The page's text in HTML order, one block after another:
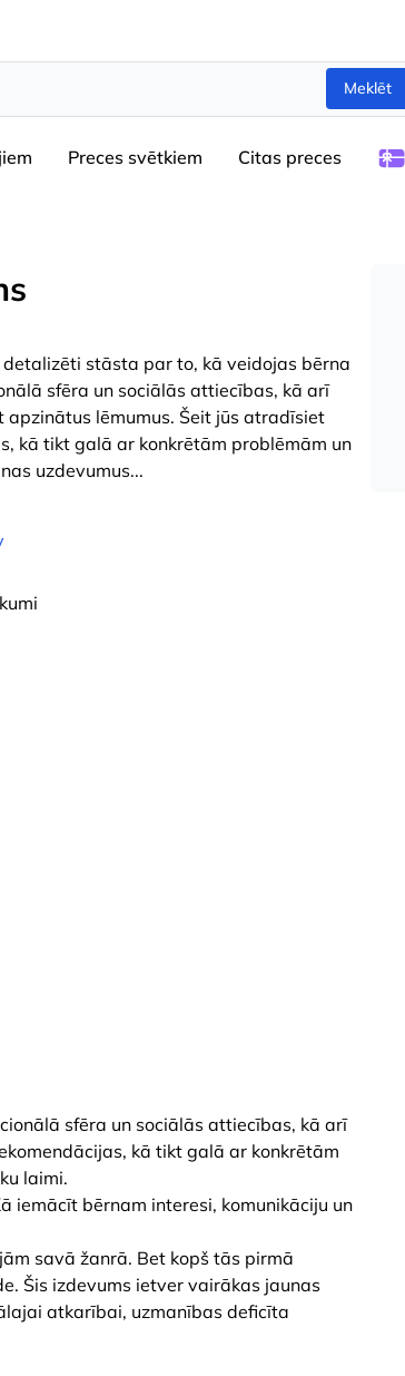
Meklēt
Preces svētkiem Сitas preces
stāsta par to, kā veidojas bērna
sfēra un sociālās attiecības, kā arī
apzinātus lēmumus. Šeit jūs atradīsiet
kā tikt galā ar konkrētām problēmām un
uzdevumus...
sfēra un sociālās attiecības, kā arī
kā tikt galā ar konkrētām
laimi.
iemācīt bērnam interesi, komunikāciju un
savā žanrā. Bet kopš tās pirmā
Šis izdevums ietver vairākas jaunas
atkarībai, uzmanības deficīta